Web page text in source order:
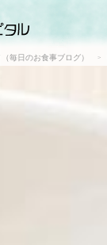
毎日のお食事ブログ）